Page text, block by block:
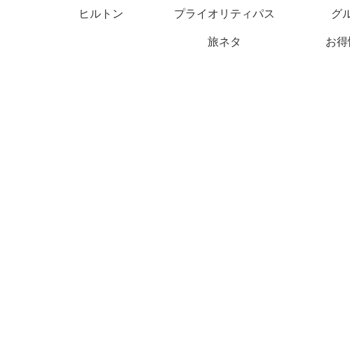
ヒルトン プライオリティパス グ
旅ネタ お得